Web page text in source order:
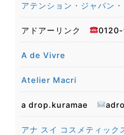
アテンション・ジャパン
アドアーリンク
A de Vivre
Atelier Macri
a drop.kuramae
アナ スイ コスメティック